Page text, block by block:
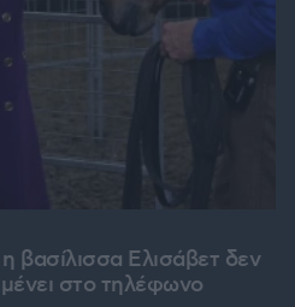
Ελισάβετ δεν
στο τηλέφωνο